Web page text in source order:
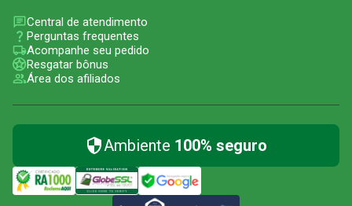
Central de atendimento
Perguntas frequentes
Acompanhe seu pedido
Resgatar bônus
Área dos afiliados
Ambiente 100% seguro